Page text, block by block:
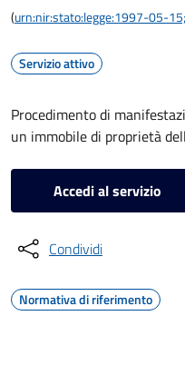
(urn:nir:stato:legge:1997-05-
Servizio attivo
Procedimento di
un immobile di proprietà
Accedi al servizio
Condividi
Normativa di riferimento